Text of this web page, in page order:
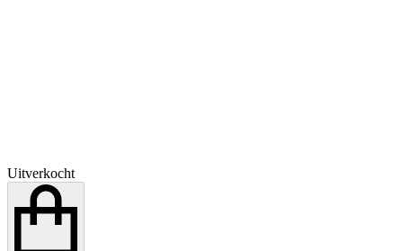
Uitverkocht